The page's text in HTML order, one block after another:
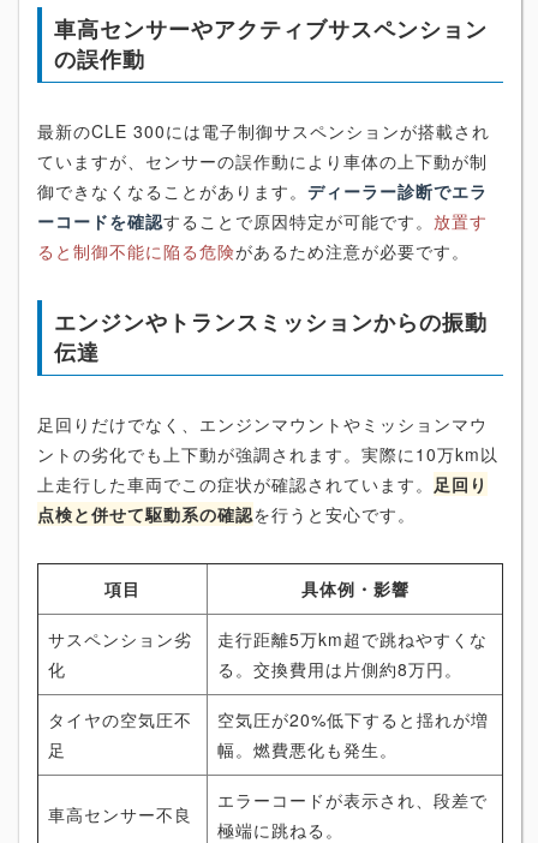
車高センサーやアクティブサスペンション
の誤作動
最新のCLE 300には電子制御サスペンションが搭載され
ていますが、センサーの誤作動により車体の上下動が制
御できなくなることがあります。 ディーラー診断でエラ
ーコードを確認することで原因特定が可能です。 放置す
ると制御不能に陥る危険があるため注意が必要です。
エンジンやトランスミッションからの振動
伝達
足回りだけでなく、エンジンマウントやミッションマウ
ントの劣化でも上下動が強調されます。実際に10万km以
上走行した車両でこの症状が確認されています。 足回り
点検と併せて駆動系の確認を行うと安心です。
項目 具体例・影響
サスペンション劣
化
走行距離5万km超で跳ねやすくな
る。交換費用は片側約8万円。
タイヤの空気圧不
足
空気圧が20%低下すると揺れが増
幅。燃費悪化も発生。
車高センサー不良
エラーコードが表示され、段差で
極端に跳ねる。